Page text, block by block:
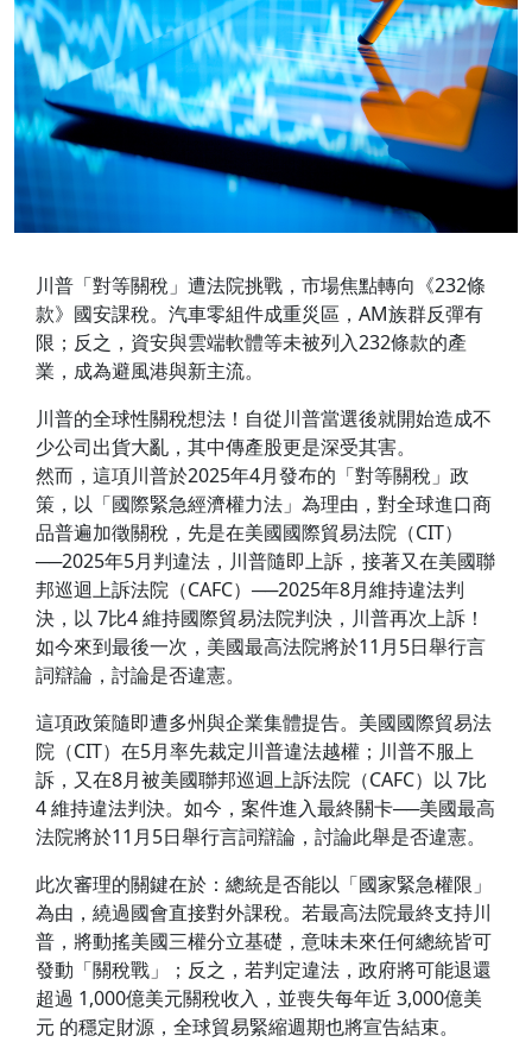
川普「對等關稅」遭法院挑戰，市場焦點轉向《232條
款》國安課稅。汽車零組件成重災區，AM族群反彈有
限；反之，資安與雲端軟體等未被列入232條款的產
業，成為避風港與新主流。
川普的全球性關稅想法！自從川普當選後就開始造成不
少公司出貨大亂，其中傳產股更是深受其害。
然而，這項川普於2025年4月發布的「對等關稅」政
策，以「國際緊急經濟權力法」為理由，對全球進口商
品普遍加徵關稅，先是在美國國際貿易法院（CIT）
──2025年5月判違法，川普隨即上訴，接著又在美國聯
邦巡迴上訴法院（CAFC）──2025年8月維持違法判
決，以 7比4 維持國際貿易法院判決，川普再次上訴！
如今來到最後一次，美國最高法院將於11月5日舉行言
詞辯論，討論是否違憲。
這項政策隨即遭多州與企業集體提告。美國國際貿易法
院（CIT）在5月率先裁定川普違法越權；川普不服上
訴，又在8月被美國聯邦巡迴上訴法院（CAFC）以 7比
4 維持違法判決。如今，案件進入最終關卡──美國最高
法院將於11月5日舉行言詞辯論，討論此舉是否違憲。
此次審理的關鍵在於：總統是否能以「國家緊急權限」
為由，繞過國會直接對外課稅。若最高法院最終支持川
普，將動搖美國三權分立基礎，意味未來任何總統皆可
發動「關稅戰」；反之，若判定違法，政府將可能退還
超過 1,000億美元關稅收入，並喪失每年近 3,000億美
元 的穩定財源，全球貿易緊縮週期也將宣告結束。